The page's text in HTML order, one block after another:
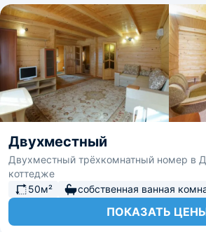
Двухместный
Двухместный трёхкомнатный номер в
коттедже
50м²
собственная ванная
ПОКАЗАТЬ